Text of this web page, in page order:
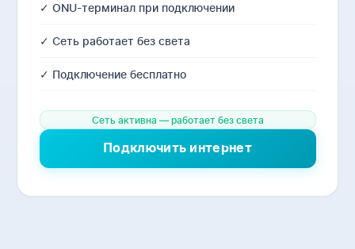
✓ ONU-терминал при подключении
✓ Сеть работает без света
✓ Подключение бесплатно
Сеть активна — работает без света
Подключить интернет